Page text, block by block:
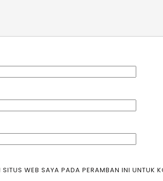
WEB SAYA PADA PERAMBAN INI UNTUK